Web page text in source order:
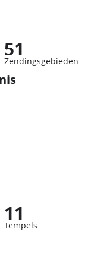
51
Zendingsgebieden
11
Tempels